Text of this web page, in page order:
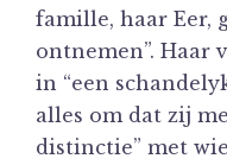
famille, haar Eer,
ontnemen”. Haar
in “een
alles om dat zij
distinctie” met